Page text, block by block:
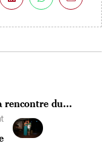
rencontre du...